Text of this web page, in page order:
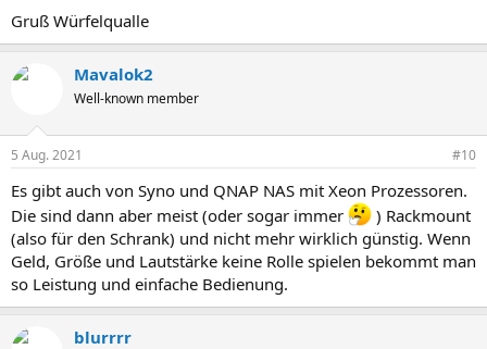
Gruß Würfelqualle
Mavalok2
Well-known member
5 Aug. 2021 #10
Es gibt auch von Syno und QNAP NAS mit Xeon Prozessoren.
Die sind dann aber meist (oder sogar immer
) Rackmount
(also für den Schrank) und nicht mehr wirklich günstig. Wenn
Geld, Größe und Lautstärke keine Rolle spielen bekommt man
so Leistung und einfache Bedienung.
blurrrr